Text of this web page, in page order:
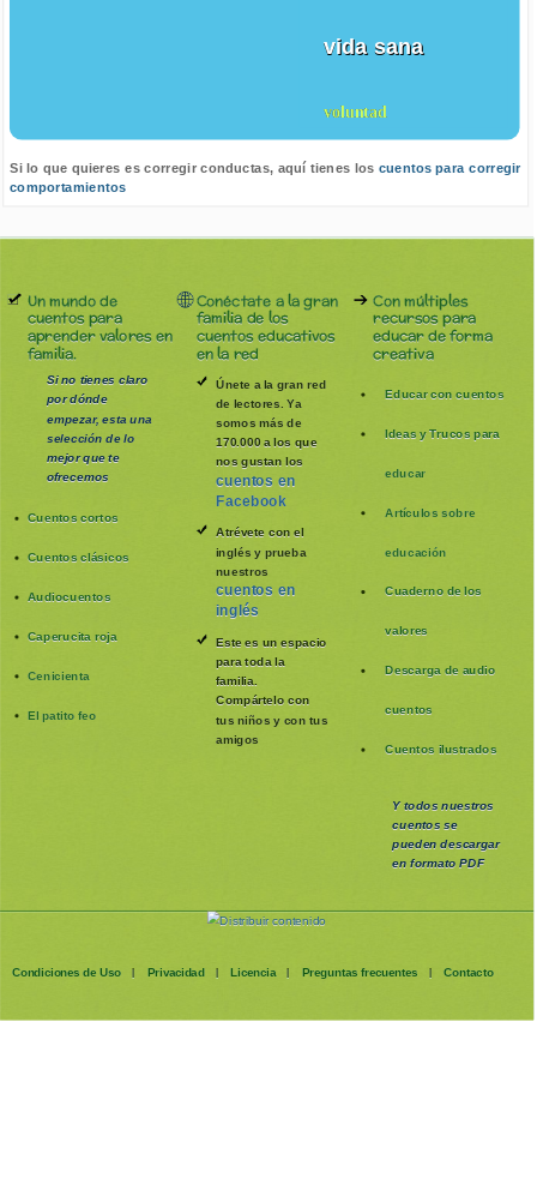
vida sana
voluntad
Si lo que quieres es corregir conductas, aquí tienes los cuentos para corregir
comportamientos
Un mundo de
cuentos para
aprender valores en
familia.
Si no tienes claro
por dónde
empezar, esta una
selección de lo
mejor que te
ofrecemos
Cuentos cortos
Cuentos clásicos
Audiocuentos
Caperucita roja
Cenicienta
El patito feo
Conéctate a la gran
familia de los
cuentos educativos
en la red
Únete a la gran red
de lectores. Ya
somos más de
170.000 a los que
nos gustan los
cuentos en
Facebook
Atrévete con el
inglés y prueba
nuestros
cuentos en
inglés
Este es un espacio
para toda la
familia.
Compártelo con
tus niños y con tus
amigos
Con múltiples
recursos para
educar de forma
creativa
Educar con cuentos
Ideas y Trucos para
educar
Artículos sobre
educación
Cuaderno de los
valores
Descarga de audio
cuentos
Cuentos ilustrados
Y todos nuestros
cuentos se
puedendescargar
en formato PDF
Condiciones de Uso | Privacidad | Licencia | Preguntas frecuentes | Contacto